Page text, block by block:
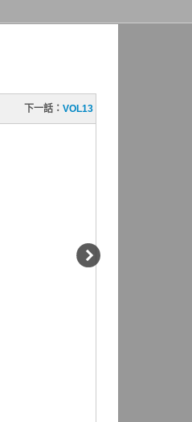
下一話： VOL13